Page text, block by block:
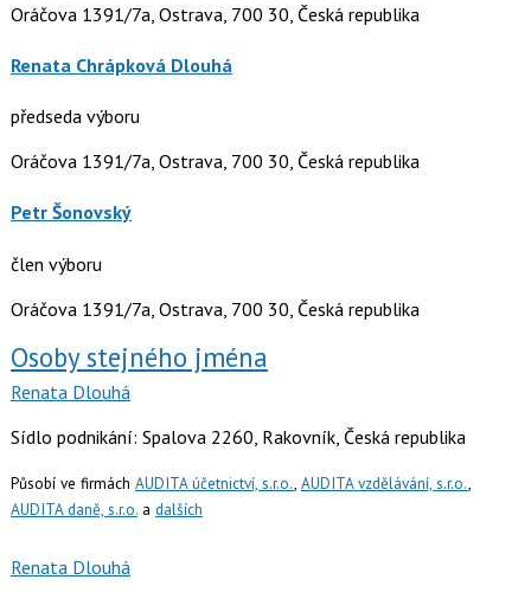
Oráčova 1391/7a, Ostrava, 700 30, Česká republika
Renata Chrápková Dlouhá
předseda výboru
Oráčova 1391/7a, Ostrava, 700 30, Česká republika
Petr Šonovský
člen výboru
Oráčova 1391/7a, Ostrava, 700 30, Česká republika
Osoby stejného jména
Renata Dlouhá
Sídlo podnikání: Spalova 2260, Rakovník, Česká republika
Působí ve firmách AUDITA účetnictví, s.r.o., AUDITA vzdělávání, s.r.o.,
AUDITA daně, s.r.o.a dalších
Renata Dlouhá